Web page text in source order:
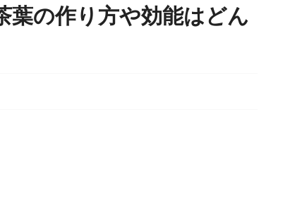
葉の作り方や効能はどん